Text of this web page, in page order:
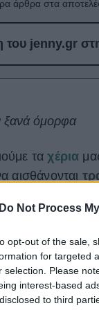
Do Not Process
opt-out of the sale,
for targeted
selection. Please
interest-based
to third
άρθρα στα
του jenny.gr
ξανά όμορφα
ταχέρια
αισθάνονται
λόγο
υγρασίας.
και κρύος,
τους.